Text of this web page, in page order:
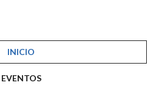
INICIO
EVENTOS